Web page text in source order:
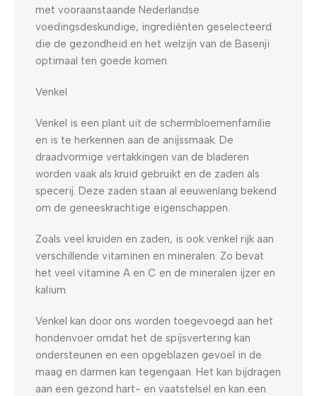
met vooraanstaande Nederlandse
voedingsdeskundige, ingrediënten geselecteerd
die de gezondheid en het welzijn van de Basenji
optimaal ten goede komen.
Venkel
Venkel is een plant uit de schermbloemenfamilie
en is te herkennen aan de anijssmaak. De
draadvormige vertakkingen van de bladeren
worden vaak als kruid gebruikt en de zaden als
specerij. Deze zaden staan al eeuwenlang bekend
om de geneeskrachtige eigenschappen.
Zoals veel kruiden en zaden, is ook venkel rijk aan
verschillende vitaminen en mineralen. Zo bevat
het veel vitamine A en C en de mineralen ijzer en
kalium.
Venkel kan door ons worden toegevoegd aan het
hondenvoer omdat het de spijsvertering kan
ondersteunen en een opgeblazen gevoel in de
maag en darmen kan tegengaan. Het kan bijdragen
aan een gezond hart- en vaatstelsel en kan een